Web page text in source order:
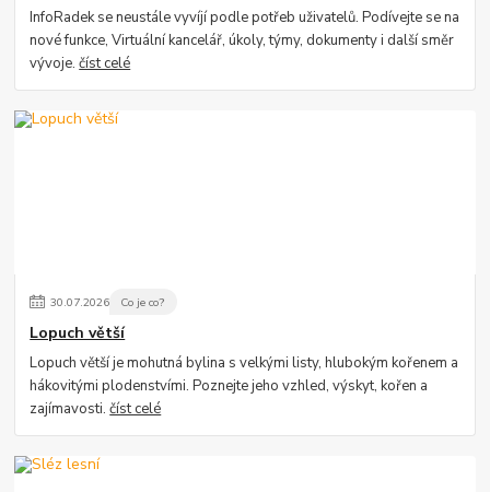
InfoRadek se neustále vyvíjí podle potřeb uživatelů. Podívejte se na
nové funkce, Virtuální kancelář, úkoly, týmy, dokumenty i další směr
vývoje.číst celé
30.07.2026 Co je co?
Lopuch větší
Lopuch větší je mohutná bylina s velkými listy, hlubokým kořenem a
hákovitými plodenstvími. Poznejte jeho vzhled, výskyt, kořen a
zajímavosti.číst celé